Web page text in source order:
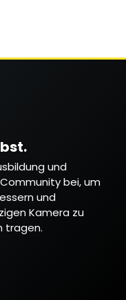
und
bei, um
und
Kamera zu
tragen.